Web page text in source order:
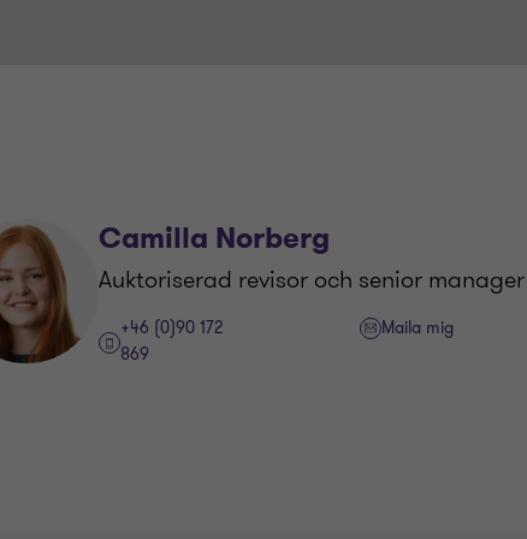
Camilla Norberg
Auktoriserad revisor och senior manager
+46 (0)90 172
869
Maila mig